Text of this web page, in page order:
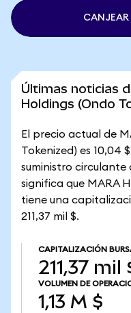
CANJEAR
Últimas noticias
Holdings (Ondo
El precio actual de
Tokenized) es 10,04
suministro circulante
significa que MARA
tiene una
211,37 mil $.
CAPITALIZACIÓN
211,37 mil
VOLUMEN DE
1,13 M $